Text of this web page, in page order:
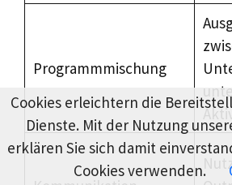
Programmmischung
Cookies erleichtern die
Dienste. Mit der Nutzung
erklären Sie sich damit
Cookies verwenden.